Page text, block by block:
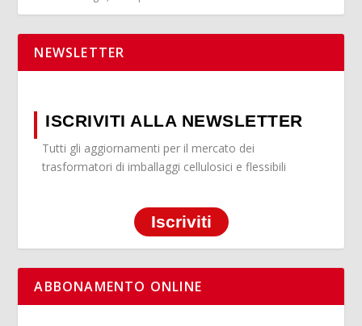
NEWSLETTER
ISCRIVITI ALLA NEWSLETTER
Tutti gli aggiornamenti per il mercato dei
trasformatori di imballaggi cellulosici e flessibili
Iscriviti
ABBONAMENTO ONLINE